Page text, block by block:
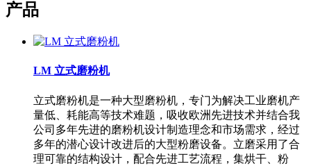
产品
LM 立式磨粉机
立式磨粉机是一种大型磨粉机，专门为解决工业磨机产
量低、耗能高等技术难题，吸收欧洲先进技术并结合我
公司多年先进的磨粉机设计制造理念和市场需求，经过
多年的潜心设计改进后的大型粉磨设备。立磨采用了合
理可靠的结构设计，配合先进工艺流程，集烘干、粉